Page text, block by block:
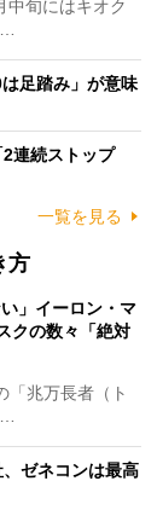
旬にはキオク
…
足踏み」が意味
2連続ストップ
一覧を見る
方
」イーロン・マ
クの数々「絶対
兆万長者（ト
…
、ゼネコンは最高